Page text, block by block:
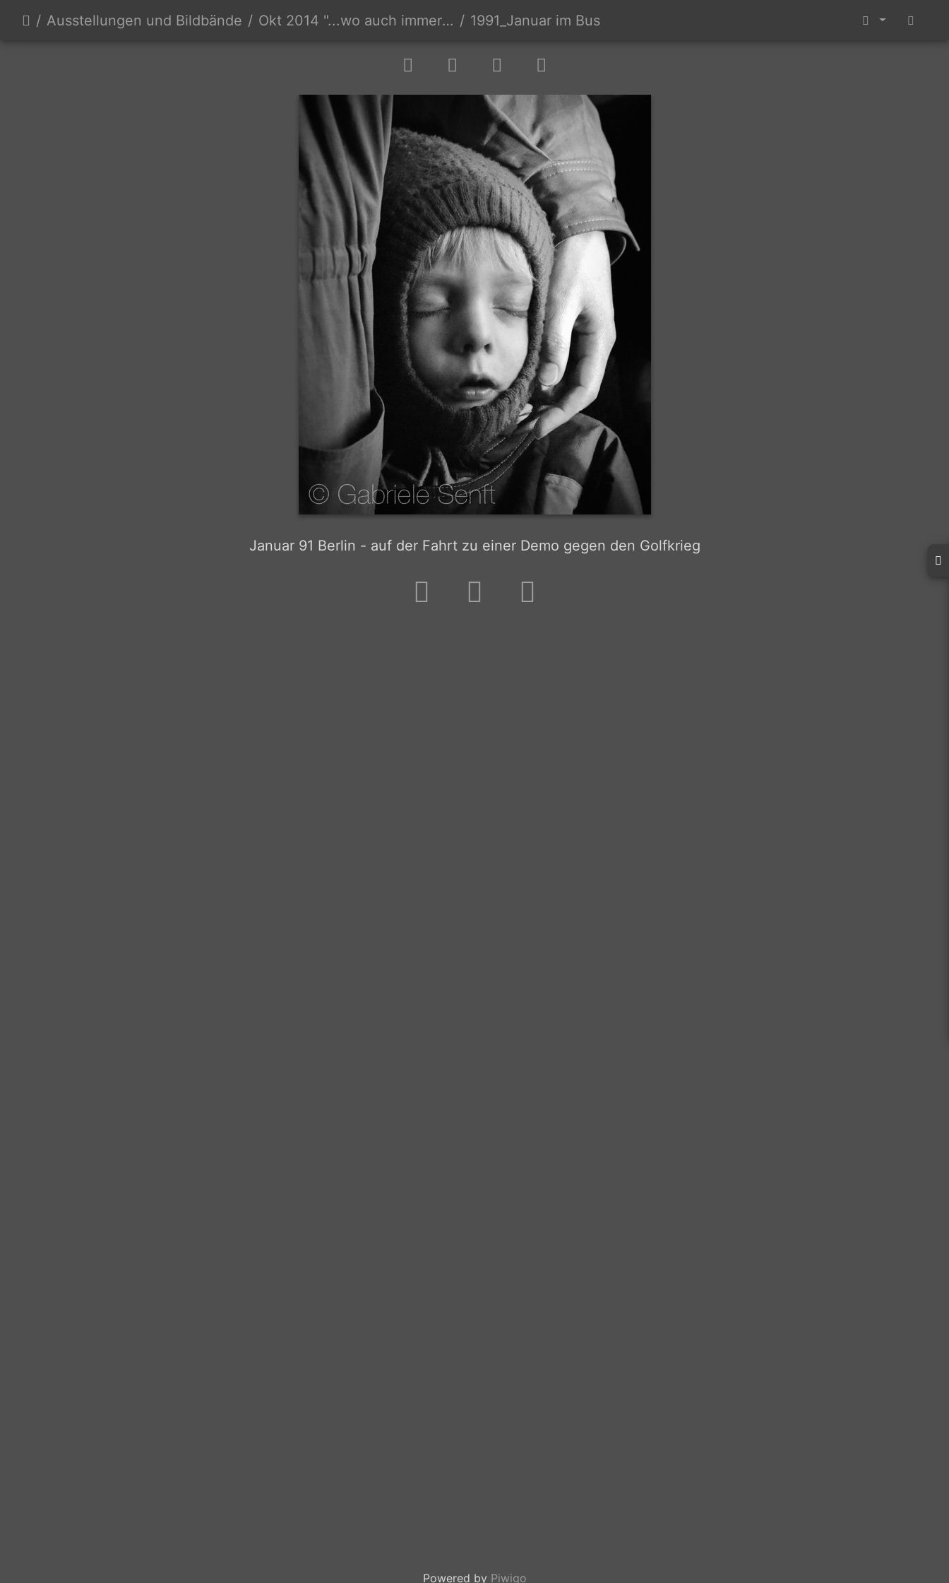
Ausstellungen und Bildbände Okt 2014 "...wo auch immer wir wohnen..." 1991_Januar im Bus
Januar 91 Berlin - auf der Fahrt zu einer Demo gegen den Golfkrieg
Powered by Piwigo